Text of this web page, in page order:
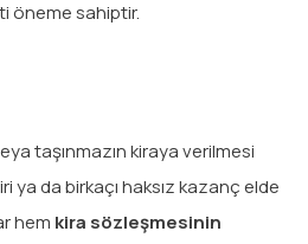
öneme sahiptir.
taşınmazın kiraya verilmesi
ya da birkaçı haksız kazanç elde
hem kira sözleşmesinin